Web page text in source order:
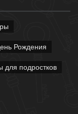
Рождения
для подростков